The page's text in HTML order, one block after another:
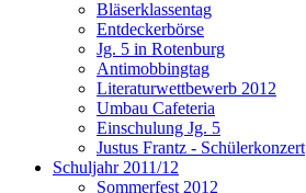
Bläserklassentag
Entdeckerbörse
Jg. 5 in Rotenburg
Antimobbingtag
Literaturwettbewerb 2012
Umbau Cafeteria
Einschulung Jg. 5
Justus Frantz - Schülerkonzert
Schuljahr 2011/12
Sommerfest 2012